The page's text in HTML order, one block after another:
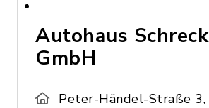
Autohaus Schreck
GmbH
Peter-Händel-Straße 3,